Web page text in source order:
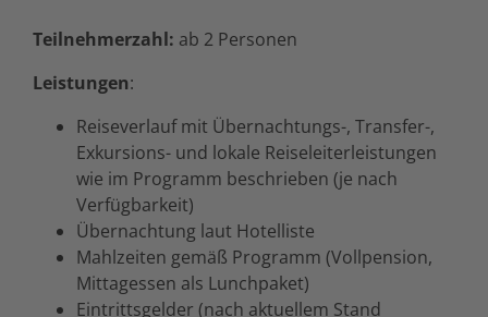
Teilnehmerzahl: ab 2 Personen
Leistungen:
Reiseverlauf mit Übernachtungs-, Transfer-,
Exkursions- und lokale Reiseleiterleistungen
wie im Programm beschrieben (je nach
Verfügbarkeit)
Übernachtung laut Hotelliste
Mahlzeiten gemäß Programm (Vollpension,
Mittagessen als Lunchpaket)
Eintrittsgelder (nach aktuellem Stand